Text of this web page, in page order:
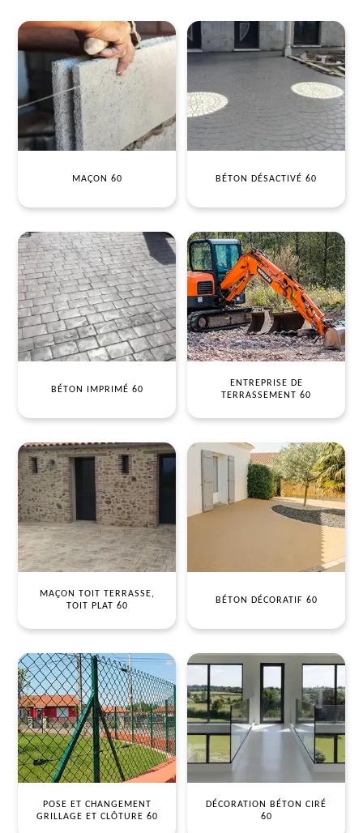
MAÇON 60 BÉTON DÉSACTIVÉ 60
BÉTON IMPRIMÉ 60
ENTREPRISE DE
TERRASSEMENT 60
MAÇON TOIT TERRASSE,
TOIT PLAT 60
BÉTON DÉCORATIF 60
POSE ET CHANGEMENT
GRILLAGE ET CLÔTURE 60
DÉCORATION BÉTON CIRÉ
60